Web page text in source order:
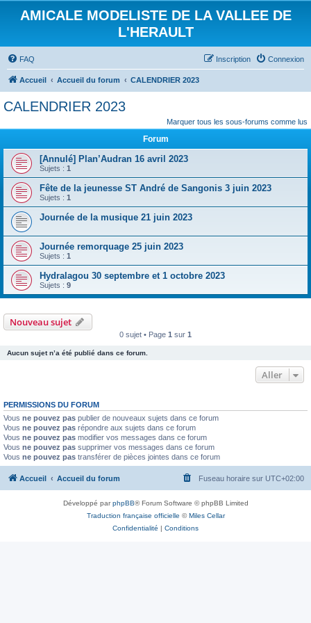
AMICALE MODELISTE DE LA VALLEE DE
L'HERAULT
FAQ Connexion
Inscription
Accueil Accueil du forum CALENDRIER 2023
CALENDRIER 2023
Marquer tous les sous-forums comme lus
Forum
[Annulé] Plan’Audran 16 avril 2023
Sujets : 1
Fête de la jeunesse ST André de Sangonis 3 juin 2023
Sujets : 1
Journée de la musique 21 juin 2023
Journée remorquage 25 juin 2023
Sujets : 1
Hydralagou 30 septembre et 1 octobre 2023
Sujets : 9
Nouveau sujet
0 sujet • Page 1 sur 1
Aucun sujet n’a été publié dans ce forum.
Aller
PERMISSIONS DU FORUM
Vous ne pouvez pas publier de nouveaux sujets dans ce forum
Vous ne pouvez pas répondre aux sujets dans ce forum
Vous ne pouvez pas modifier vos messages dans ce forum
Vous ne pouvez pas supprimer vos messages dans ce forum
Vous ne pouvez pas transférer de pièces jointes dans ce forum
Accueil Accueil du forum Fuseau horaire sur UTC+02:00
Développé parphpBB® Forum Software © phpBB Limited
Traduction française officielle ©Miles Cellar
Confidentialité | Conditions